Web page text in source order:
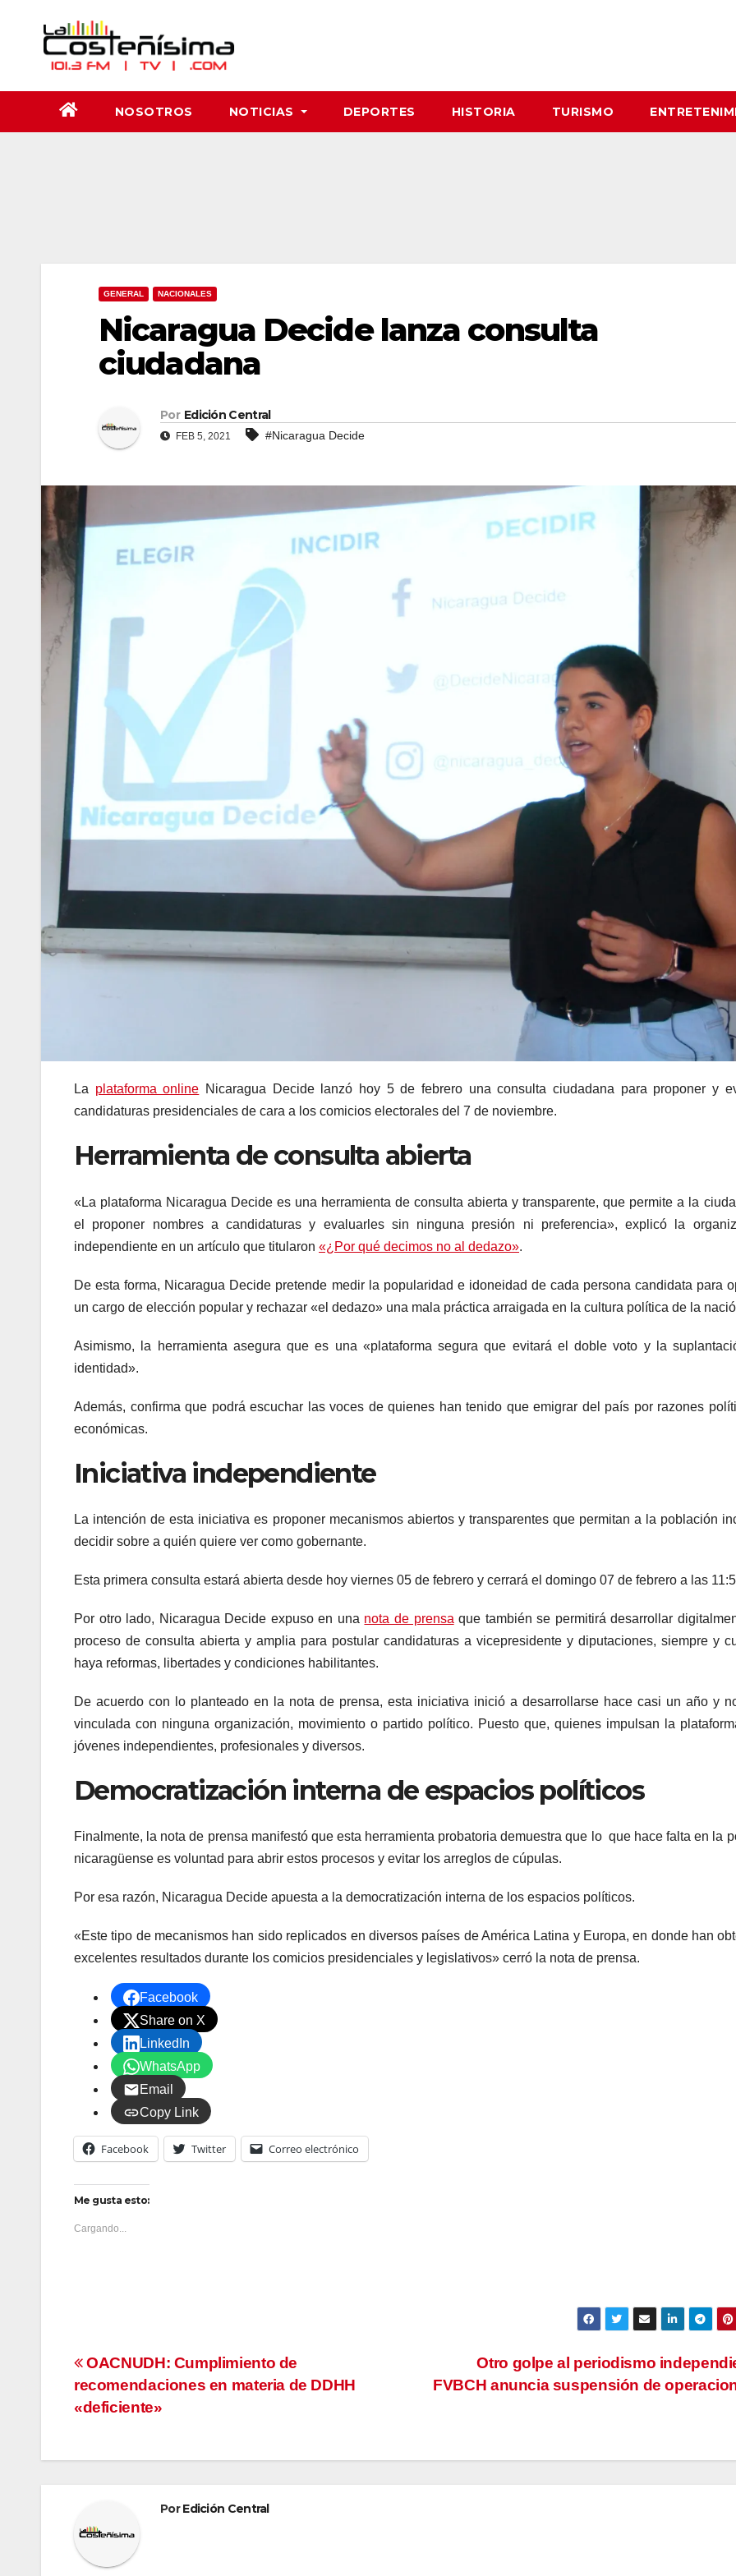
contenido
NOSOTROS NOTICIAS DEPORTES HISTORIA TURISMO
GENERAL NACIONALES
Nicaragua Decide lanza consulta
ciudadana
Por Edición Central
FEB 5, 2021 #Nicaragua Decide
La plataforma online Nicaragua Decide lanzó hoy 5 de febrero una consulta ciudadana para proponer y
candidaturas presidenciales de cara a los comicios electorales del 7 de noviembre.
Herramienta de consulta abierta
«La plataforma Nicaragua Decide es una herramienta de consulta abierta y transparente, que permite a la
el proponer nombres a candidaturas y evaluarles sin ninguna presión ni preferencia», explicó la
independiente en un artículo que titularon «¿Por qué decimos no al dedazo».
De esta forma, Nicaragua Decide pretende medir la popularidad e idoneidad de cada persona candidata para
un cargo de elección popular y rechazar «el dedazo» una mala práctica arraigada en la cultura política de la
Asimismo, la herramienta asegura que es una «plataforma segura que evitará el doble voto y la
identidad».
Además, confirma que podrá escuchar las voces de quienes han tenido que emigrar del país por razones
económicas.
Iniciativa independiente
La intención de esta iniciativa es proponer mecanismos abiertos y transparentes que permitan a la población
decidir sobre a quién quiere ver como gobernante.
Esta primera consulta estará abierta desde hoy viernes 05 de febrero y cerrará el domingo 07 de febrero a las
Por otro lado, Nicaragua Decide expuso en una nota de prensa que también se permitirá desarrollar
proceso de consulta abierta y amplia para postular candidaturas a vicepresidente y diputaciones, siempre y
haya reformas, libertades y condiciones habilitantes.
De acuerdo con lo planteado en la nota de prensa, esta iniciativa inició a desarrollarse hace casi un año y
vinculada con ninguna organización, movimiento o partido político. Puesto que, quienes impulsan la
jóvenes independientes, profesionales y diversos.
Democratización interna de espacios políticos
Finalmente, la nota de prensa manifestó que esta herramienta probatoria demuestra que lo que hace falta en la
nicaragüense es voluntad para abrir estos procesos y evitar los arreglos de cúpulas.
Por esa razón, Nicaragua Decide apuesta a la democratización interna de los espacios políticos.
«Este tipo de mecanismos han sido replicados en diversos países de América Latina y Europa, en donde han
excelentes resultados durante los comicios presidenciales y legislativos» cerró la nota de prensa.
Facebook
Share on X
LinkedIn
WhatsApp
Email
Copy Link
Facebook Twitter Correo electrónico
Me gusta esto:
Cargando...
Navegación
de
Otro golpe al periodismo
FVBCH anuncia suspensión de
OACNUDH: Cumplimiento de
recomendaciones en materia de DDHH
«deficiente»
PorEdición Central